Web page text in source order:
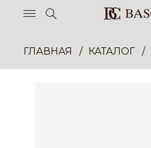
ГЛАВНАЯ КАТАЛОГ